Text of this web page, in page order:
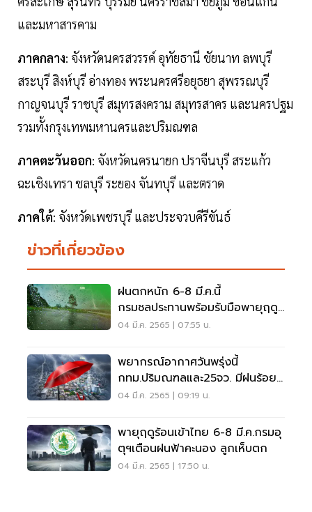
และมหาสารคาม
ภาคกลาง: จังหวัดนครสวรรค์ อุทัยธานี ชัยนาท ลพบุรี
สระบุรี สิงห์บุรี อ่างทอง พระนครศรีอยุธยา สุพรรณบุรี
กาญจนบุรี ราชบุรี สมุทรสงคราม สมุทรสาคร และนครปฐม
รวมทั้งกรุงเทพมหานครและปริมณฑล
ภาคตะวันออก: จังหวัดนครนายก ปราจีนบุรี สระแก้ว
ฉะเชิงเทรา ชลบุรี ระยอง จันทบุรี และตราด
ภาคใต้: จังหวัดเพชรบุรี และประจวบคีรีขันธ์
ข่าวที่เกี่ยวข้อง
ฝนตกหนัก 6-8 มี.ค.นี้
กรมชลประทานพร้อมรับมือพายุฤดู
ร้อน
04 มี.ค. 2565 | 07:55 น.
พยากรณ์อากาศวันพรุ่งนี้
กทม.ปริมณฑลและ25จว. มีฝนร้อย
ละ 10-30
04 มี.ค. 2565 | 09:19 น.
พายุฤดูร้อนเข้าไทย 6-8 มี.ค.กรมอุ
ตุฯเตือนฝนฟ้าคะนอง ลูกเห็บตก
04 มี.ค. 2565 | 17:50 น.